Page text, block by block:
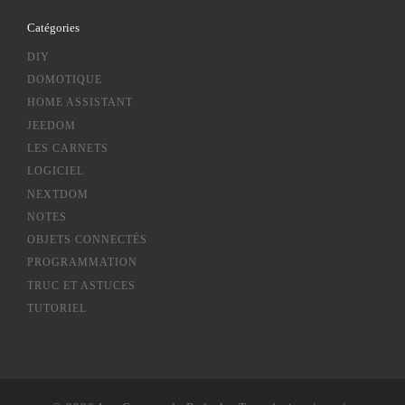
Catégories
DIY
DOMOTIQUE
HOME ASSISTANT
JEEDOM
LES CARNETS
LOGICIEL
NEXTDOM
NOTES
OBJETS CONNECTÉS
PROGRAMMATION
TRUC ET ASTUCES
TUTORIEL